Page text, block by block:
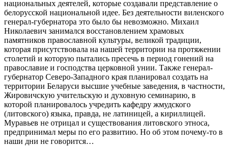
национальных деятелей, которые создавали представление о
белорусской национальной идее. Без деятельности виленского
генерал-губернатора это было бы невозможно. Михаил
Николаевич занимался восстановлением храмовых
памятников православной культуры, великой традиции,
которая присутствовала на нашей территории на протяжении
столетий и которую пытались пресечь в период гонений на
православие и господства церковной унии. Также генерал-
губернатор Северо-Западного края планировал создать на
территории Беларуси высшие учебные заведения, в частности,
Жировичскую учительскую и духовную семинарию, в
которой планировалось учредить кафедру жмудского
(литовского) языка, правда, не латиницей, а кириллицей.
Муравьев не отрицал и существования литовского этноса,
предпринимал меры по его развитию. Но об этом почему-то в
наши дни не говорится…